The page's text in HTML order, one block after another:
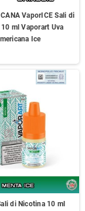
VaporICE Sali di
ml Vaporart Uva
Ice
di Nicotina 10 ml